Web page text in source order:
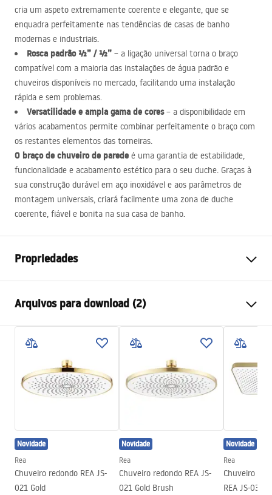
cria um aspeto extremamente coerente e elegante, que se
enquadra perfeitamente nas tendências de casas de banho
modernas e industriais.
Rosca padrão ½” / ½” – a ligação universal torna o braço
compatível com a maioria das instalações de água padrão e
chuveiros disponíveis no mercado, facilitando uma instalação
rápida e sem problemas.
Versatilidade e ampla gama de cores– a disponibilidade em
vários acabamentos permite combinar perfeitamente o braço com
os restantes elementos das torneiras.
O braço de chuveiro de parede é uma garantia de estabilidade,
funcionalidade e acabamento estético para o seu duche. Graças à
sua construção durável em aço inoxidável e aos parâmetros de
montagem universais, criará facilmente uma zona de duche
coerente, fiável e bonita na sua casa de banho.
Propriedades
Materiais
Aço inoxidável
Método de instalação
Parafusado
Largura
405
Altura
28mm
Profundidade
30mm
Arquivos para download (2)
Pielęgnacja.pdf
Condições de garantia
Novidade
Rea
Chuveiro redondo REA JS-
021 Gold
Novidade
Rea
Chuveiro redondo REA JS-
021 Gold Brush
Novidade
Rea
Chuveiro de
REA JS-032